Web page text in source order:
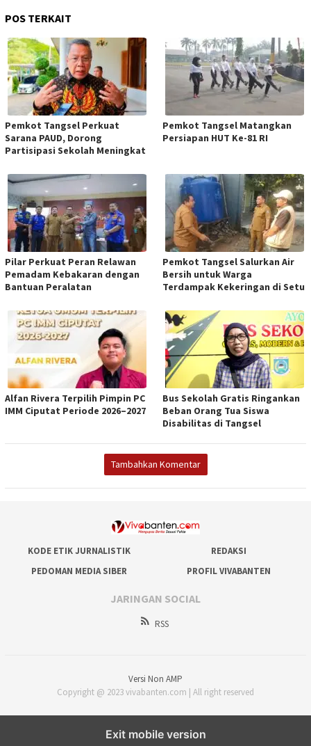
POS TERKAIT
Pemkot Tangsel Perkuat
Sarana PAUD, Dorong
Partisipasi Sekolah Meningkat
Pemkot Tangsel Matangkan
Persiapan HUT Ke-81 RI
Pilar Perkuat Peran Relawan
Pemadam Kebakaran dengan
Bantuan Peralatan
Pemkot Tangsel Salurkan Air
Bersih untuk Warga
Terdampak Kekeringan di Setu
Alfan Rivera Terpilih Pimpin PC
IMM Ciputat Periode 2026–2027
Bus Sekolah Gratis Ringankan
Beban Orang Tua Siswa
Disabilitas di Tangsel
Tambahkan Komentar
KODE ETIK JURNALISTIK
REDAKSI
PEDOMAN MEDIA SIBER
PROFIL VIVABANTEN
JARINGAN SOCIAL
RSS
Versi Non AMP
Copyright @ 2023 vivabanten.com | All right reserved
Exit mobile version